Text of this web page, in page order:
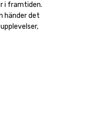
i framtiden.
händer det